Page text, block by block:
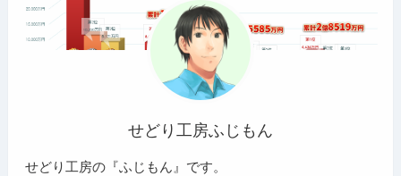
せどり工房ふじもん
せどり工房の『ふじもん』です。